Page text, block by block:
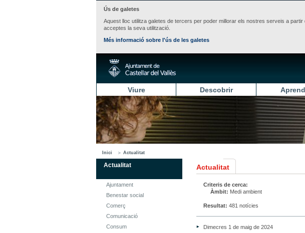
Ús de galetes
Aquest lloc utilitza galetes de tercers per poder millorar els nostres serveis a
acceptes la seva utilització.
Més informació sobre l'ús de les galetes
Viure Descobrir
Inici Actualitat
Actualitat
Ajuntament
Benestar social
Comerç
Comunicació
Consum
Actualitat
Criteris de cerca:
Àmbit: Medi ambient
Resultat: 481 notícies
Dimecres 1 de maig de 2024